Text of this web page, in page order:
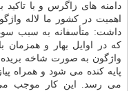
دامنه های زاگرس و با تاكید
اهمیت در كشور ما لاله
داشت: متأسفانه به سبب
كه در اوایل بهار و همزمان
واژگون به صورت شاخه
پایه كنده می شود و همراه
می رسد. این كار موجب